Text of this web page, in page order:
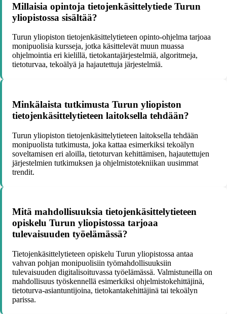
Millaisia opintoja tietojenkäsittelytiede Turun
yliopistossa sisältää?
Turun yliopiston tietojenkäsittelytieteen opinto-ohjelma tarjoaa
monipuolisia kursseja, jotka käsittelevät muun muassa
ohjelmointia eri kielillä, tietokantajärjestelmiä, algoritmeja,
tietoturvaa, tekoälyä ja hajautettuja järjestelmiä.
Minkälaista tutkimusta Turun yliopiston
tietojenkäsittelytieteen laitoksella tehdään?
Turun yliopiston tietojenkäsittelytieteen laitoksella tehdään
monipuolista tutkimusta, joka kattaa esimerkiksi tekoälyn
soveltamisen eri aloilla, tietoturvan kehittämisen, hajautettujen
järjestelmien tutkimuksen ja ohjelmistotekniikan uusimmat
trendit.
Mitä mahdollisuuksia tietojenkäsittelytieteen
opiskelu Turun yliopistossa tarjoaa
tulevaisuuden työelämässä?
Tietojenkäsittelytieteen opiskelu Turun yliopistossa antaa
vahvan pohjan monipuolisiin työmahdollisuuksiin
tulevaisuuden digitalisoituvassa työelämässä. Valmistuneilla on
mahdollisuus työskennellä esimerkiksi ohjelmistokehittäjinä,
tietoturva-asiantuntijoina, tietokantakehittäjinä tai tekoälyn
parissa.